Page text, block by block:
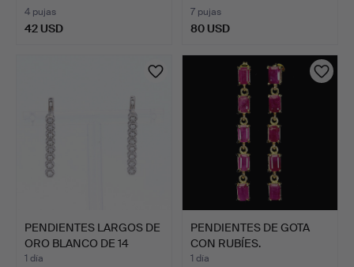
4 pujas
42 USD
7 pujas
80 USD
PENDIENTES LARGOS DE
ORO BLANCO DE 14
QUIL…
1 día
PENDIENTES DE GOTA
CON RUBÍES.
1 día